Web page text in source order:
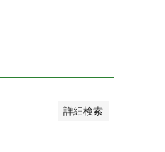
詳細検索